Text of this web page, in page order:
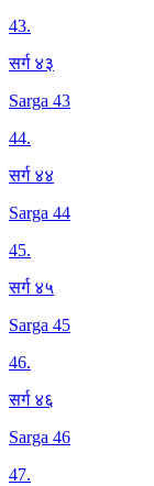
43.
सर्ग ४३
Sarga 43
44.
सर्ग ४४
Sarga 44
45.
सर्ग ४५
Sarga 45
46.
सर्ग ४६
Sarga 46
47.